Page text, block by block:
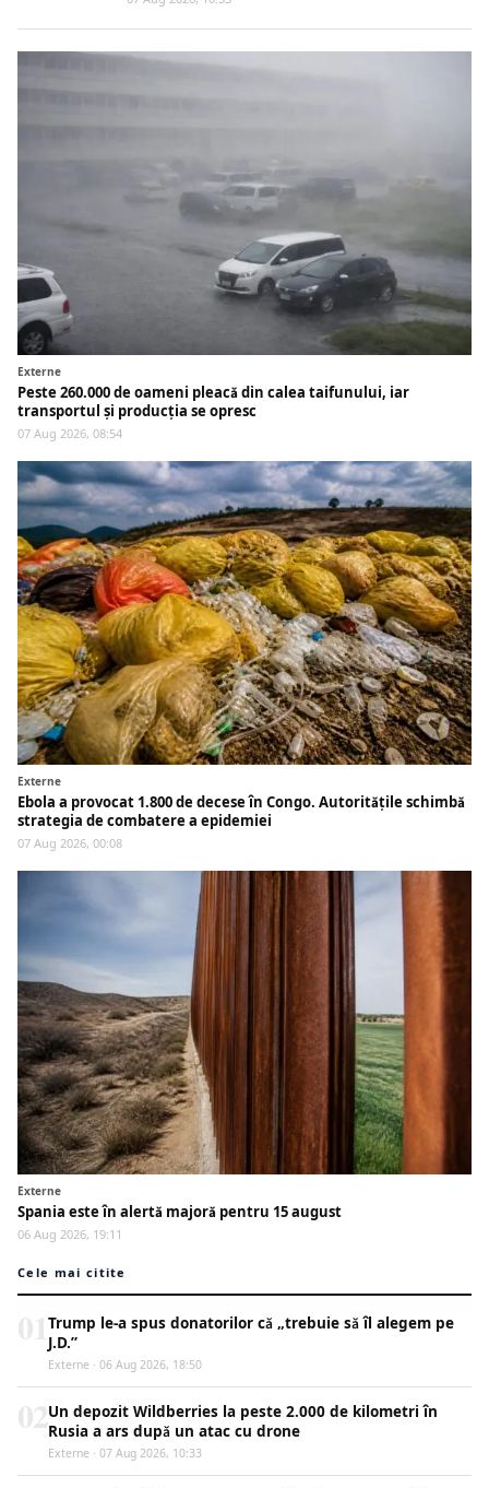
Externe
Peste 260.000 de oameni pleacă din calea taifunului, iar
transportul și producția se opresc
07 Aug 2026, 08:54
Externe
Ebola a provocat 1.800 de decese în Congo. Autoritățile schimbă
strategia de combatere a epidemiei
07 Aug 2026, 00:08
Externe
Spania este în alertă majoră pentru 15 august
06 Aug 2026, 19:11
Cele mai citite
Trump le-a spus donatorilor că „trebuie să îl alegem pe
J.D.”
Externe · 06 Aug 2026, 18:50
Un depozit Wildberries la peste 2.000 de kilometri în
Rusia a ars după un atac cu drone
Externe · 07 Aug 2026, 10:33